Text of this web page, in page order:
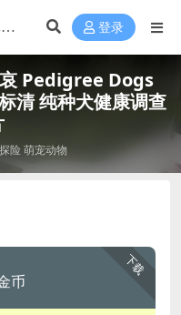
登录
Pedigree Dogs
清 纯种犬健康调查
险萌宠动物
下载
币